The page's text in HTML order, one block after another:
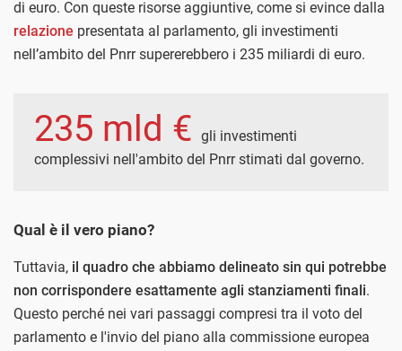
di euro. Con queste risorse aggiuntive, come si evince dalla
relazione presentata al parlamento, gli investimenti
nell’ambito del Pnrr supererebbero i 235 miliardi di euro.
235 mld € gli investimenti
complessivi nell'ambito del Pnrr stimati dal governo.
Qual è il vero piano?
Tuttavia, il quadro che abbiamo delineato sin qui potrebbe
non corrispondere esattamente agli stanziamenti finali.
Questo perché nei vari passaggi compresi tra il voto del
parlamento e l'invio del piano alla commissione europea